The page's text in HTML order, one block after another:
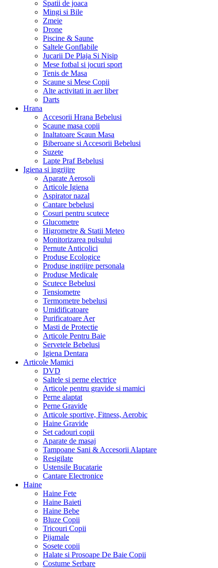
Spatii de joaca
Mingi si Bile
Zmeie
Drone
Piscine & Saune
Saltele Gonflabile
Jucarii De Plaja Si Nisip
Mese fotbal si jocuri sport
Tenis de Masa
Scaune si Mese Copii
Alte activitati in aer liber
Darts
Hrana
Accesorii Hrana Bebelusi
Scaune masa copii
Inaltatoare Scaun Masa
Biberoane si Accesorii Bebelusi
Suzete
Lapte Praf Bebelusi
Igiena si ingrijire
Aparate Aerosoli
Articole Igiena
Aspirator nazal
Cantare bebelusi
Cosuri pentru scutece
Glucometre
Higrometre & Statii Meteo
Monitorizarea pulsului
Pernute Anticolici
Produse Ecologice
Produse ingrijire personala
Produse Medicale
Scutece Bebelusi
Tensiometre
Termometre bebelusi
Umidificatoare
Purificatoare Aer
Masti de Protectie
Articole Pentru Baie
Servetele Bebelusi
Igiena Dentara
Articole Mamici
DVD
Saltele si perne electrice
Articole pentru gravide si mamici
Perne alaptat
Perne Gravide
Articole sportive, Fitness, Aerobic
Haine Gravide
Set cadouri copii
Aparate de masaj
Tampoane Sani & Accesorii Alaptare
Resigilate
Ustensile Bucatarie
Cantare Electronice
Haine
Haine Fete
Haine Baieti
Haine Bebe
Bluze Copii
Tricouri Copii
Pijamale
Sosete copii
Halate si Prosoape De Baie Copii
Costume Serbare